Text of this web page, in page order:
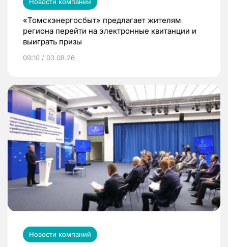
«Томскэнергосбыт» предлагает жителям
региона перейти на электронные квитанции и
выиграть призы
09:10 / 03.08.26
Новости компаний